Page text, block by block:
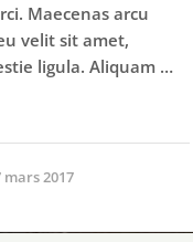
Maecenas arcu
velit sit amet,
ligula. Aliquam …
mars 2017